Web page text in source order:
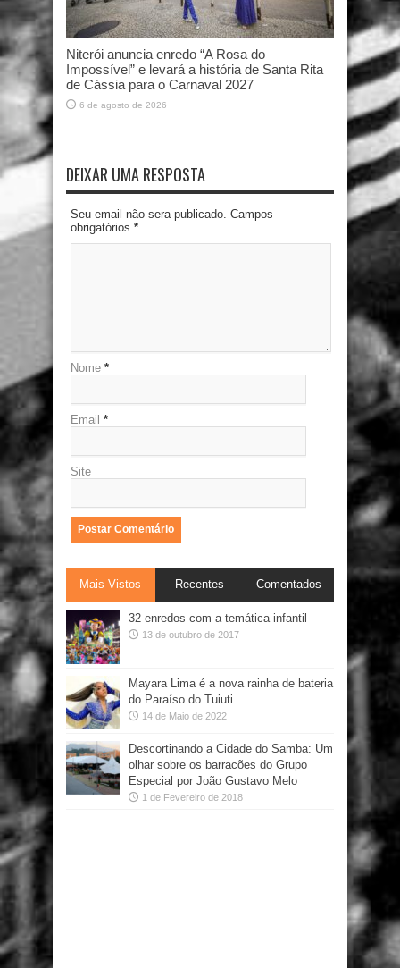
Niterói anuncia enredo “A Rosa do
Impossível” e levará a história de Santa Rita
de Cássia para o Carnaval 2027
6 de agosto de 2026
DEIXAR UMA RESPOSTA
Seu email não sera publicado. Campos
obrigatórios *
Nome *
Email *
Site
Mais Vistos Recentes Comentados
32 enredos com a temática infantil
13 de outubro de 2017
Mayara Lima é a nova rainha de bateria
do Paraíso do Tuiuti
14 de Maio de 2022
Descortinando a Cidade do Samba: Um
olhar sobre os barracões do Grupo
Especial por João Gustavo Melo
1 de Fevereiro de 2018